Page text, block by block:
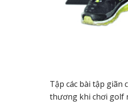
Tập các bài tập giãn
thương khi chơi golf